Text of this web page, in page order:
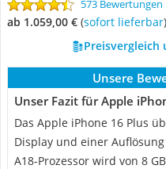
573 Bewertungen
ab 1.059,00 € ( Sofort lieferbar)
Preisvergleich
Unsere
Unser Fazit für Apple
Das Apple iPhone 16 Plus
Display und einer
A18-Prozessor wird von 8